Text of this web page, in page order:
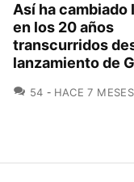
Así ha cambiado
en los 20 años
transcurridos
lanzamiento de
54 COMENTARIOS
HACE 7 MESES